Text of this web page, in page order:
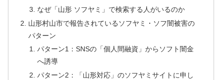
なぜ「山形 ソフヤミ」で検索する人がいるのか
山形村山市で報告されているソフヤミ・ソフ闇被害の
パターン
パターン1：SNSの「個人間融資」からソフト闇金
へ誘導
パターン2：「山形対応」のソフヤミサイトに申し